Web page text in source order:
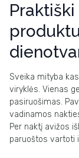
Sveika mityba
viryklės. Vienas
pasiruošimas.
vadinamos
Per naktį avižos
paruoštos vartoti